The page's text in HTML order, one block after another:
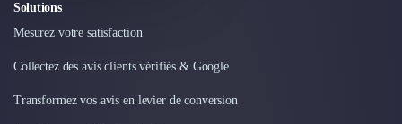
Stratégie Digitale
Développement Logiciel
Création de Site Internet
Développement E-commerce
Solutions
Mesurez votre satisfaction
Collectez des avis clients vérifiés & Google
Transformez vos avis en levier de conversion